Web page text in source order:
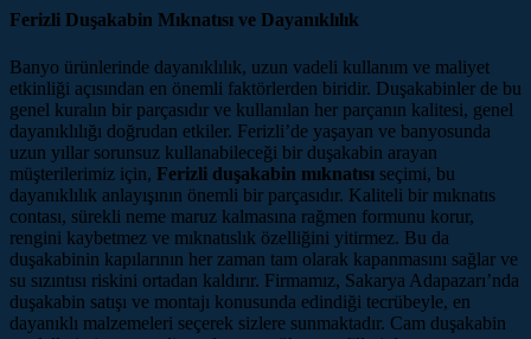
Ferizli Duşakabin Mıknatısı ve Dayanıklılık
Banyo ürünlerinde dayanıklılık, uzun vadeli kullanım ve maliyet
etkinliği açısından en önemli faktörlerden biridir. Duşakabinler de bu
genel kuralın bir parçasıdır ve kullanılan her parçanın kalitesi, genel
dayanıklılığı doğrudan etkiler. Ferizli’de yaşayan ve banyosunda
uzun yıllar sorunsuz kullanabileceği bir duşakabin arayan
müşterilerimiz için, Ferizli duşakabin mıknatısı seçimi, bu
dayanıklılık anlayışının önemli bir parçasıdır. Kaliteli bir mıknatıs
contası, sürekli neme maruz kalmasına rağmen formunu korur,
rengini kaybetmez ve mıknatıslık özelliğini yitirmez. Bu da
duşakabinin kapılarının her zaman tam olarak kapanmasını sağlar ve
su sızıntısı riskini ortadan kaldırır. Firmamız, Sakarya Adapazarı’nda
duşakabin satışı ve montajı konusunda edindiği tecrübeyle, en
dayanıklı malzemeleri seçerek sizlere sunmaktadır. Cam duşakabin